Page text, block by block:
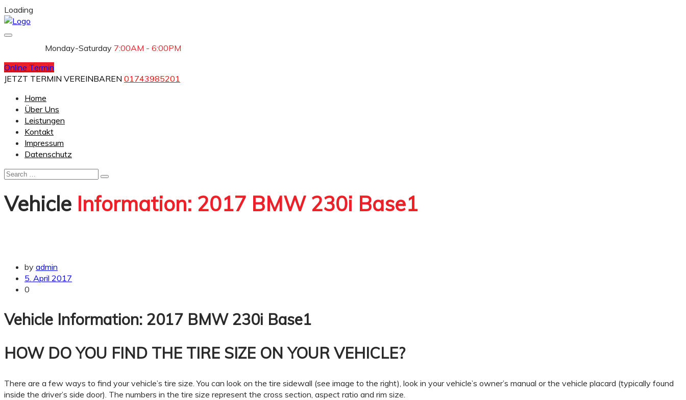
Loading
Monday-Saturday 7:00AM - 6:00PM
Online Termin
JETZT TERMIN VEREINBAREN 01743985201
Home
Über Uns
Leistungen
Kontakt
Impressum
Datenschutz
Vehicle Information: 2017 BMW 230i Base1
by admin
5. April 2017
0
Vehicle Information: 2017 BMW 230i Base1
HOW DO YOU FIND THE TIRE SIZE ON YOUR VEHICLE?
There are a few ways to find your vehicle’s tire size. You can look on the tire sidewall (see image to the right), look in your vehicle’s owner’s manual or the vehicle placard (typically found
inside the driver’s side door). The numbers in the tire size represent the cross section, aspect ratio and rim size.